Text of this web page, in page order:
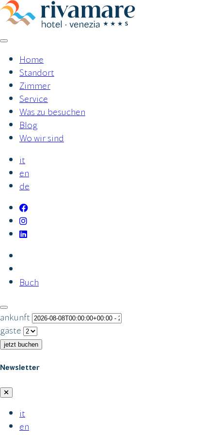
Zum
Inhalt
Home
Standort
Zimmer
Service
Was zu besuchen
Blog
Wo wir sind
it
en
de
Buch
ankunft
gäste
jetzt buchen
Newsletter
it
en